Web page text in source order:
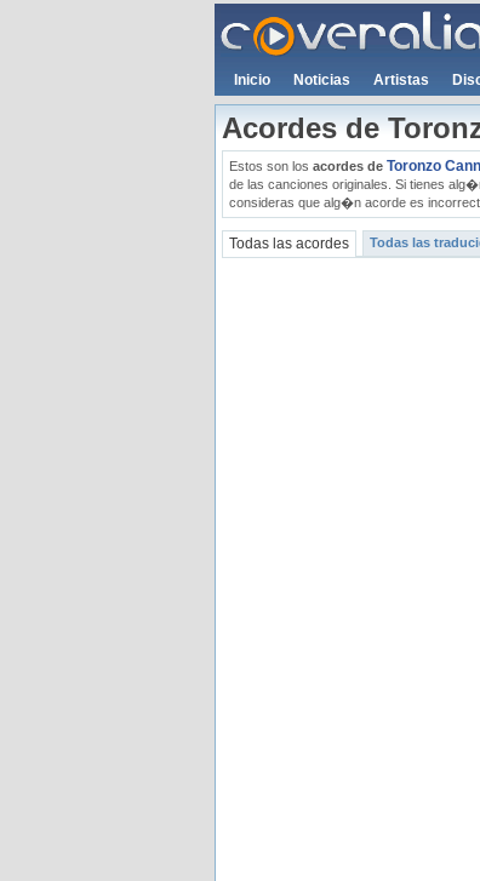
Inicio Noticias Artistas
Acordes de
Estos son los acordes de Toronzo
de las canciones originales. Si tienes
consideras que alg�n acorde es
Todas las acordes Todas las